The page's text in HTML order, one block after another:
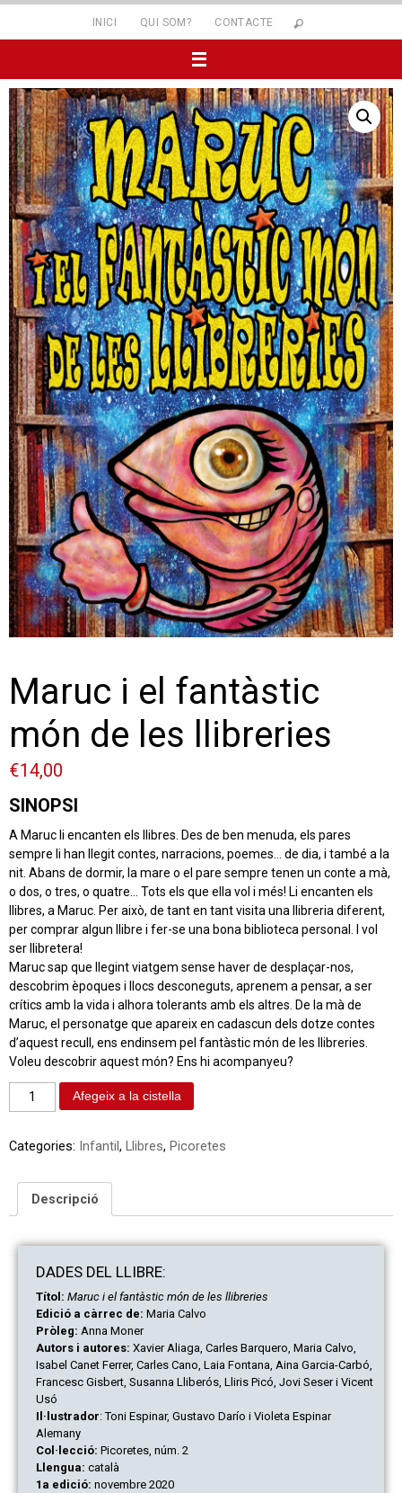
INICI QUI SOM? CONTACTE
Maruc i el fantàstic
món de les llibreries
€14,00
SINOPSI
A Maruc li encanten els llibres. Des de ben menuda, els pares
sempre li han llegit contes, narracions, poemes… de dia, i també a la
nit. Abans de dormir, la mare o el pare sempre tenen un conte a mà,
o dos, o tres, o quatre… Tots els que ella vol i més! Li encanten els
llibres, a Maruc. Per això, de tant en tant visita una llibreria diferent,
per comprar algun llibre i fer-se una bona biblioteca personal. I vol
ser llibretera!
Maruc sap que llegint viatgem sense haver de desplaçar-nos,
descobrim èpoques i llocs desconeguts, aprenem a pensar, a ser
crítics amb la vida i alhora tolerants amb els altres. De la mà de
Maruc, el personatge que apareix en cadascun dels dotze contes
d’aquest recull, ens endinsem pel fantàstic món de les llibreries.
Voleu descobrir aquest món? Ens hi acompanyeu?
Afegeix a la cistella
Categories: Infantil, Llibres, Picoretes
Descripció
DADES DEL LLIBRE:
Títol: Maruc i el fantàstic món de les llibreries
Edició a càrrec de: Maria Calvo
Pròleg: Anna Moner
Autors i autores: Xavier Aliaga, Carles Barquero, Maria Calvo,
Isabel Canet Ferrer, Carles Cano, Laia Fontana, Aina Garcia-Carbó,
Francesc Gisbert, Susanna Lliberós, Lliris Picó, Jovi Seser i Vicent
Usó
Il·lustrador: Toni Espinar, Gustavo Darío i Violeta Espinar
Alemany
Col·lecció: Picoretes, núm. 2
Llengua: català
1a edició: novembre 2020